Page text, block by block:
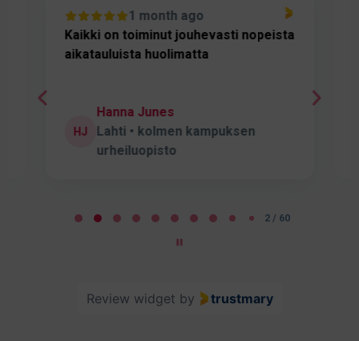
1 month ago
Kaikki on toiminut jouhevasti nopeista
aikatauluista huolimatta
HJ
Hanna Junes
Lahti • kolmen kampuksen
urheiluopisto
2 / 60
Review widget by trustmary